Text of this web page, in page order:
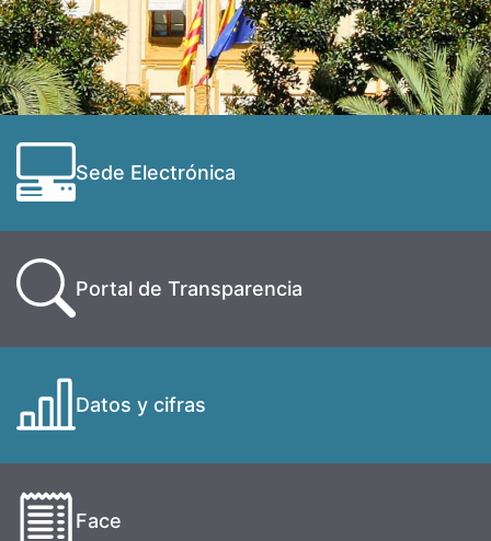
Sede Electrónica
Portal de Transparencia
Datos y cifras
Face